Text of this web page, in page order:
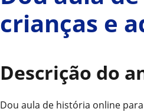
crianças e
Descrição do
Dou aula de história online